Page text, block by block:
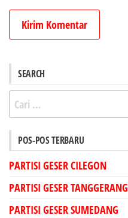
SEARCH
Cari
untuk:
POS-POS TERBARU
PARTISI GESER CILEGON
PARTISI GESER TANGGERANG
PARTISI GESER SUMEDANG